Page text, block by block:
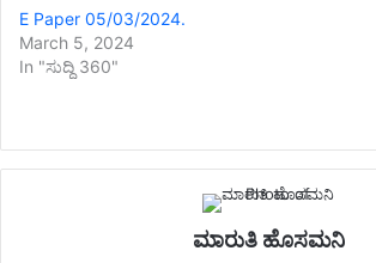
E Paper 05/03/2024.
March 5, 2024
In "ಸುದ್ದಿ 360"
ಮಾರುತಿ ಹೊಸಮನಿ